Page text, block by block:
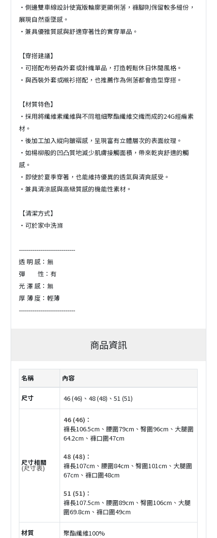
・側邊雙車線設計使寬版輪廓更顯俐落，褲腳則保留較多縫份，
展現自然垂墜感。
・兼具優雅質感與舒適穿著性的實穿單品。
【穿搭建議】
・可搭配布勞森外套或針織單品，打造輕鬆休日休閒風格。
・與西裝外套或襯衫搭配，也推薦作為俐落都會造型穿搭。
【材質特色】
・採用將纖維素纖維與不同粗細聚酯纖維交織而成的24G經編素
材。
・後加工加入縱向皺褶感，呈現富有立體層次的表面紋理。
・如楊柳般的凹凸質地減少肌膚接觸面積，帶來乾爽舒適的觸
感。
・即使於夏季穿著，也能維持優異的透氣與清爽感受。
・兼具清涼感與高級質感的機能性素材。
【清潔方式】
・可於家中洗滌
-----------------------------
透 明 感：無
彈 性：有
光 澤 感：無
厚 薄 度：輕薄
-----------------------------
商品資訊
名稱 內容
尺寸 46 (46)、48 (48)、51 (51)
尺寸相關
(尺寸表)
46 (46)：
褲長106.5cm、腰圍79cm、臀圍96cm、大腿圍
64.2cm、褲口圍47cm
48 (48)：
褲長107cm、腰圍84cm、臀圍101cm、大腿圍
67cm、褲口圍48cm
51 (51)：
褲長107.5cm、腰圍89cm、臀圍106cm、大腿
圍69.8cm、褲口圍49cm
材質 聚酯纖維100%